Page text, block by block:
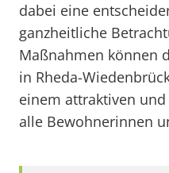
dabei eine
ganzheitliche
Maßnahmen können
in Rheda-
einem attraktiven
alle Bewohnerinnen